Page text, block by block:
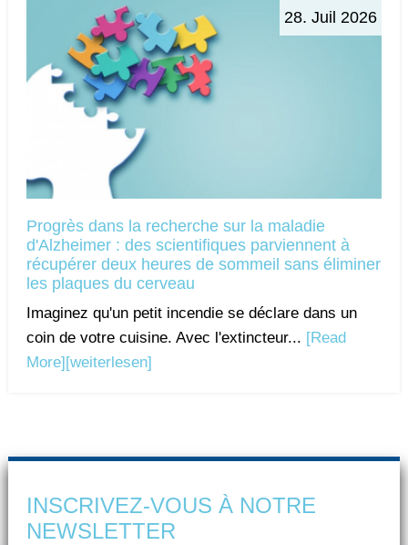
28. Juil 2026
Progrès dans la recherche sur la maladie
d'Alzheimer : des scientifiques parviennent à
récupérer deux heures de sommeil sans éliminer
les plaques du cerveau
Imaginez qu'un petit incendie se déclare dans un
coin de votre cuisine. Avec l'extincteur... [Read
More][weiterlesen]
INSCRIVEZ-VOUS À NOTRE
NEWSLETTER